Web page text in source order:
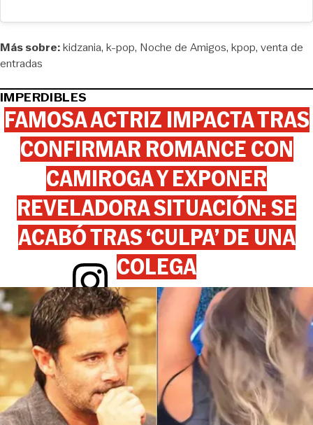
View this post on Instagram
Más sobre:kidzania k-pop Noche de Amigos kpop venta de
entradas
IMPERDIBLES
FAMOSA ACTRIZ IMPACTA TRAS
CONFIRMAR ROMANCE CON
CAMIROGA Y EXPONER
REVELADORA SITUACIÓN: SE
ACABÓ TRAS ‘CULPA’ DE UNA
COLEGA